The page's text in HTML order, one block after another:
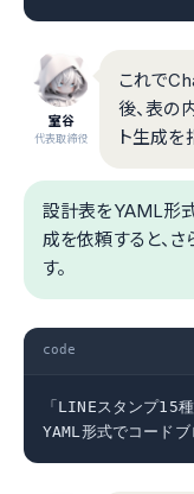
室谷
代表取締役
これで
後、表の
ト生成を
設計表をYAML形
成を依頼すると、
す。
code
「LINEスタンプ15
YAML形式でコード